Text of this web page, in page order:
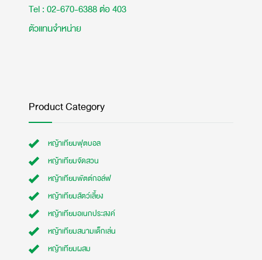
Tel : 02-670-6388 ต่อ 403
ตัวแทนจำหน่าย
Product Category
หญ้าเทียมฟุตบอล
หญ้าเทียมจัดสวน
หญ้าเทียมพัตต์กอล์ฟ
หญ้าเทียมสัตว์เลี้ยง
หญ้าเทียมอเนกประสงค์
หญ้าเทียมสนามเด็กเล่น
หญ้าเทียมผสม